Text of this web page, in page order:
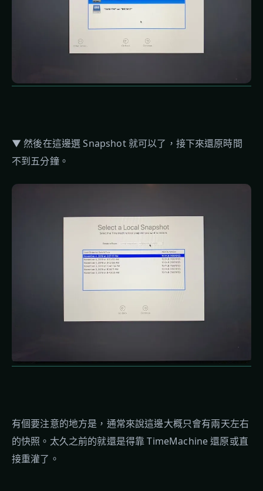
▼ 然後在這邊選 Snapshot 就可以了，接下來還原時間
不到五分鐘。
有個要注意的地方是，通常來說這邊大概只會有兩天左右
的快照。太久之前的就還是得靠 TimeMachine 還原或直
接重灌了。